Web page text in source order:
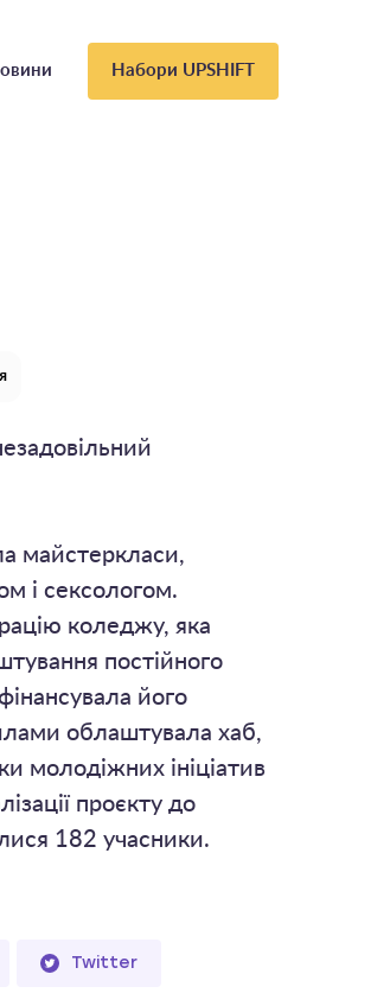
Набори UPSHIFT
майстеркласи,
і сексологом.
коледжу, яка
постійного
його
облаштувала хаб,
молодіжних ініціатив
проєкту до
182 учасники.
Twitter